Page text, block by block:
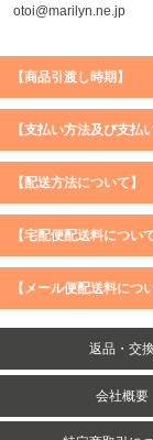
otoi@marilyn.ne.jp
【商品引渡し時期】
【支払い方法及び支払
【配送方法について】
【宅配便配送料について
購入価格 ／ 地域
5,900円（税込）未満
【メール便配送料につ
5,900円（税込）以上
返品・交換
会社概要